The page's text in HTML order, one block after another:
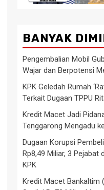
BANYAK
Pengembalian Mobil
Wajar dan Berpotensi
KPK Geledah Rumah
Terkait Dugaan TPPU
Kredit Macet Jadi
Tenggarong Mengadu
Dugaan Korupsi
Rp8,49 Miliar, 3 Pejabat
KPK
Kredit Macet Bankaltim